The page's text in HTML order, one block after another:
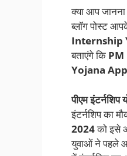
क्या आप
ब्लॉग पोस्ट
Internship
बताएंगे कि
Yojana
पीएम इंटर्नशिप
इंटर्नशिप का
2024को इसे
युवाओं ने पहले